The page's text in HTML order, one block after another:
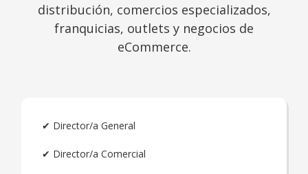
distribución, comercios especializados,
franquicias, outlets y negocios de
eCommerce.
✔ Director/a General
✔ Director/a Comercial